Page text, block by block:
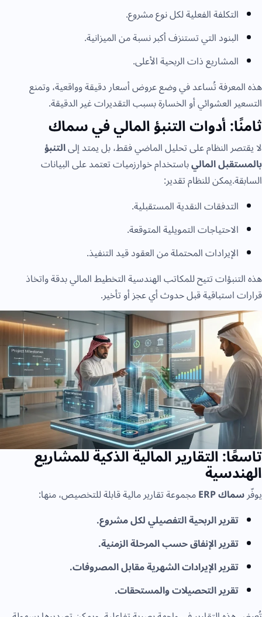
التكلفة الفعلية لكل نوع مشروع.
البنود التي تستنزف أكبر نسبة من الميزانية.
المشاريع ذات الربحية الأعلى.
هذه المعرفة تُساعد في وضع عروض أسعار دقيقة وواقعية، وتمنع
التسعير العشوائي أو الخسارة بسبب التقديرات غير الدقيقة.
ثامنًا: أدوات التنبؤ المالي في سماك
لا يقتصر النظام على تحليل الماضي فقط، بل يمتد إلىالتنبؤ
بالمستقبل الماليباستخدام خوارزميات تعتمد على البيانات
السابقة.يمكن للنظام تقدير:
التدفقات النقدية المستقبلية.
الاحتياجات التمويلية المتوقعة.
الإيرادات المحتملة من العقود قيد التنفيذ.
هذه التنبؤات تتيح للمكاتب الهندسية التخطيط المالي بدقة واتخاذ
قرارات استباقية قبل حدوث أي عجز أو تأخير.
تاسعًا: التقارير المالية الذكية للمشاريع
الهندسية
يوفّرسماك ERP
مجموعة تقارير مالية قابلة للتخصيص، منها:
تقرير الربحية التفصيلي لكل مشروع.
تقرير الإنفاق حسب المرحلة الزمنية.
تقرير الإيرادات الشهرية مقابل المصروفات.
تقرير التحصيلات والمستحقات.